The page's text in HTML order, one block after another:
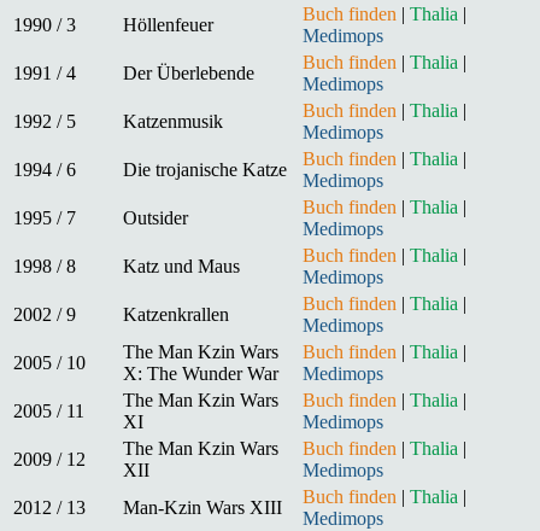
1990 / 3
Höllenfeuer
Buch finden | Thalia |
Medimops
1991 / 4
Der Überlebende
Buch finden | Thalia |
Medimops
1992 / 5
Katzenmusik
Buch finden | Thalia |
Medimops
1994 / 6
Die trojanische Katze
Buch finden | Thalia |
Medimops
1995 / 7
Outsider
Buch finden | Thalia |
Medimops
1998 / 8
Katz und Maus
Buch finden | Thalia |
Medimops
2002 / 9
Katzenkrallen
Buch finden | Thalia |
Medimops
2005 / 10
The Man Kzin Wars
X: The Wunder War
Buch finden | Thalia |
Medimops
2005 / 11
The Man Kzin Wars
XI
Buch finden | Thalia |
Medimops
2009 / 12
The Man Kzin Wars
XII
Buch finden | Thalia |
Medimops
2012 / 13
Man-Kzin Wars XIII
Buch finden | Thalia |
Medimops